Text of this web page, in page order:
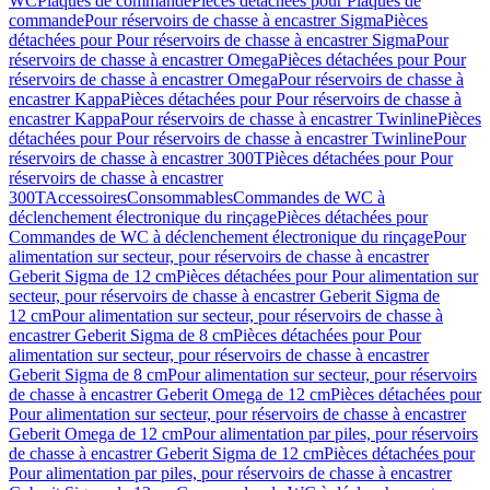
commandePour réservoirs de chasse à encastrer SigmaPièces
détachées pour Pour réservoirs de chasse à encastrer SigmaPour
réservoirs de chasse à encastrer OmegaPièces détachées pour Pour
réservoirs de chasse à encastrer OmegaPour réservoirs de chasse à
encastrer KappaPièces détachées pour Pour réservoirs de chasse à
encastrer KappaPour réservoirs de chasse à encastrer TwinlinePièces
détachées pour Pour réservoirs de chasse à encastrer TwinlinePour
réservoirs de chasse à encastrer 300TPièces détachées pour Pour
réservoirs de chasse à encastrer
300TAccessoiresConsommablesCommandes de WC à
déclenchement électronique du rinçagePièces détachées pour
Commandes de WC à déclenchement électronique du rinçagePour
alimentation sur secteur, pour réservoirs de chasse à encastrer
Geberit Sigma de 12 cmPièces détachées pour Pour alimentation sur
secteur, pour réservoirs de chasse à encastrer Geberit Sigma de
12 cmPour alimentation sur secteur, pour réservoirs de chasse à
encastrer Geberit Sigma de 8 cmPièces détachées pour Pour
alimentation sur secteur, pour réservoirs de chasse à encastrer
Geberit Sigma de 8 cmPour alimentation sur secteur, pour réservoirs
de chasse à encastrer Geberit Omega de 12 cmPièces détachées pour
Pour alimentation sur secteur, pour réservoirs de chasse à encastrer
Geberit Omega de 12 cmPour alimentation par piles, pour réservoirs
de chasse à encastrer Geberit Sigma de 12 cmPièces détachées pour
Pour alimentation par piles, pour réservoirs de chasse à encastrer